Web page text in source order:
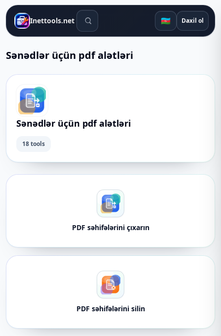
Inettools.net Axtarış alətləri 🇦🇿 Daxil ol
Sənədlər üçün pdf alətləri
Sənədlər üçün pdf alətləri
18 tools
PDF səhifələrini çıxarın
PDF səhifələrini silin